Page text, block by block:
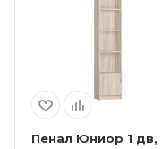
Пенал Юниор 1 дв,